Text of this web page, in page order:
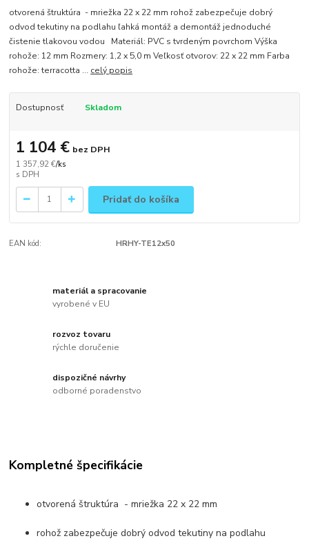
otvorená štruktúra - mriežka 22 x 22 mm rohož zabezpečuje dobrý
odvod tekutiny na podlahu ľahká montáž a demontáž jednoduché
čistenie tlakovou vodou Materiál: PVC s tvrdeným povrchom Výška
rohože: 12 mm Rozmery: 1,2 x 5,0 m Veľkosť otvorov: 22 x 22 mm Farba
rohože: terracotta ... celý popis
Dostupnosť Skladom
1 357,92 €/ks
1 104 € bez DPH
Pridať do košíka
EAN kód: HRHY-TE12x50
materiál a spracovanie
vyrobené v EU
rozvoz tovaru
rýchle doručenie
dispozičné návrhy
odborné poradenstvo
Kompletné špecifikácie
otvorená štruktúra - mriežka 22 x 22 mm
rohož zabezpečuje dobrý odvod tekutiny na podlahu